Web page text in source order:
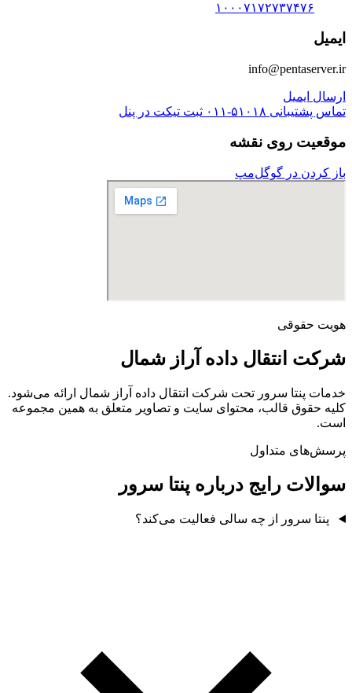
۱۰۰۰۷۱۷۲۷۳۷۴۷۶
ایمیل
info@pentaserver.ir
ارسال ایمیل
تماس پشتیبانی ۰۱۱-۵۱۰۱۸ ثبت تیکت در پنل
موقعیت روی نقشه
باز کردن در گوگل‌مپ
هویت حقوقی
شرکت انتقال داده آراز شمال
خدمات پنتا سرور تحت شرکت انتقال داده آراز شمال ارائه می‌شود.
کلیه حقوق قالب، محتوای سایت و تصاویر متعلق به همین مجموعه
است.
پرسش‌های متداول
سوالات رایج درباره پنتا سرور
پنتا سرور از چه سالی فعالیت می‌کند؟